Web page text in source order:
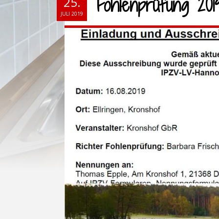
JULI 2019 Fohlenprüfung